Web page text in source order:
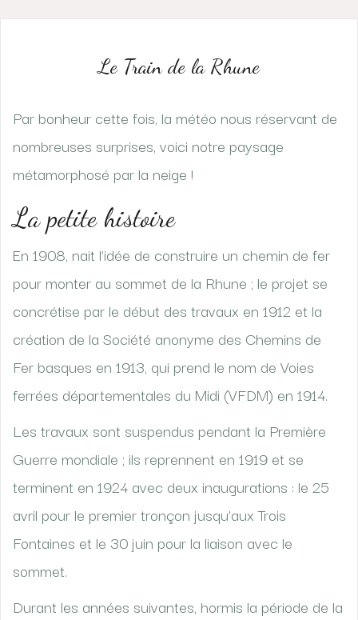
Le Train de la Rhune
Par bonheur cette fois, la météo nous réservant de
nombreuses surprises, voici notre paysage
métamorphosé par la neige !
La petite histoire
En 1908, nait l’idée de construire un chemin de fer
pour monter au sommet de la Rhune ; le projet se
concrétise par le début des travaux en 1912 et la
création de la Société anonyme des Chemins de
Fer basques en 1913, qui prend le nom de Voies
ferrées départementales du Midi (VFDM) en 1914.
Les travaux sont suspendus pendant la Première
Guerre mondiale ; ils reprennent en 1919 et se
terminent en 1924 avec deux inaugurations : le 25
avril pour le premier tronçon jusqu’aux Trois
Fontaines et le 30 juin pour la liaison avec le
sommet.
Durant les années suivantes, hormis la période de la